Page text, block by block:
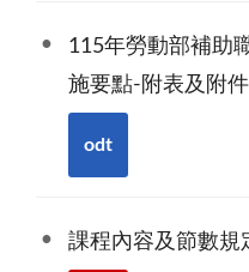
115年勞動部補助
施要點-附表及附
odt
課程內容及節數規